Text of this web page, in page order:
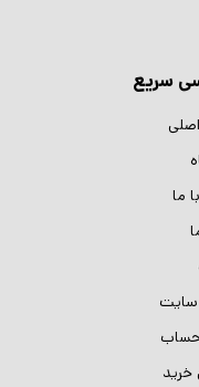
سریع
ما
سایت
خرید